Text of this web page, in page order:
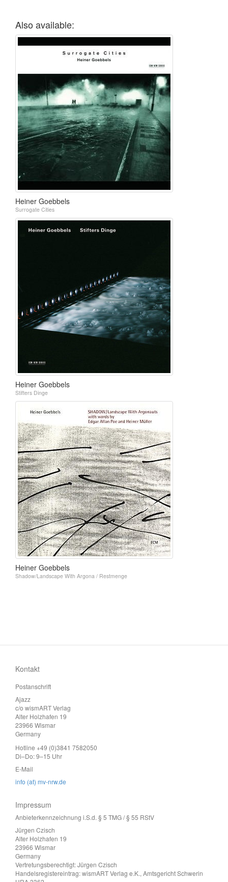
Also available:
Heiner Goebbels
Surrogate Cities
Heiner Goebbels
Stifters Dinge
Heiner Goebbels
Shadow/Landscape With Argona / Restmenge
Kontakt
Postanschrift
Ajazz
c/o wismART Verlag
Alter Holzhafen 19
23966 Wismar
Germany
Hotline +49 (0)3841 7582050
Di–Do: 9–15 Uhr
E-Mail
info (at) mv-nrw.de
Impressum
Anbieterkennzeichnung i.S.d. § 5 TMG / § 55 RStV
Jürgen Czisch
Alter Holzhafen 19
23966 Wismar
Germany
Vertretungsberechtigt: Jürgen Czisch
Handelsregistereintrag: wismART Verlag e.K., Amtsgericht Schwerin